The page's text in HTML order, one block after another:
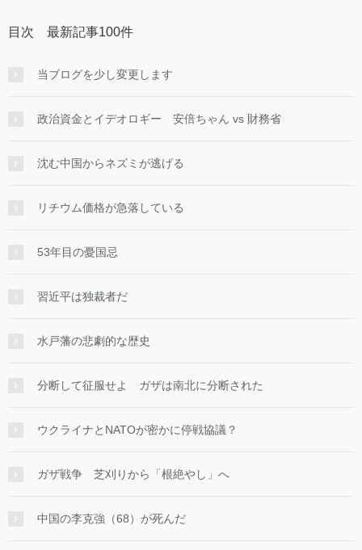
目次 最新記事100件
当ブログを少し変更します
政治資金とイデオロギー 安倍ちゃん vs 財務省
沈む中国からネズミが逃げる
リチウム価格が急落している
53年目の憂国忌
習近平は独裁者だ
水戸藩の悲劇的な歴史
分断して征服せよ ガザは南北に分断された
ウクライナとNATOが密かに停戦協議？
ガザ戦争 芝刈りから「根絶やし」へ
中国の李克強（68）が死んだ